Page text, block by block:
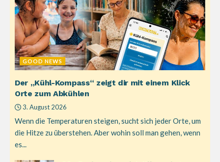
GOOD NEWS
Der „Kühl-Kompass“ zeigt dir mit einem Klick
Orte zum Abkühlen
3. August 2026
Wenn die Temperaturen steigen, sucht sich jeder Orte, um
die Hitze zu überstehen. Aber wohin soll man gehen, wenn
es...